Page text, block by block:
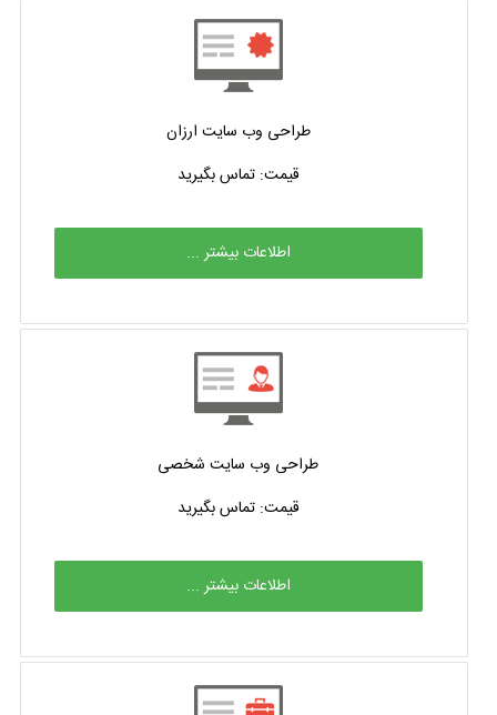
طراحی وب سایت ارزان
قیمت: تماس بگیرید
اطلاعات بیشتر ...
طراحی وب سایت شخصی
قیمت: تماس بگیرید
اطلاعات بیشتر ...